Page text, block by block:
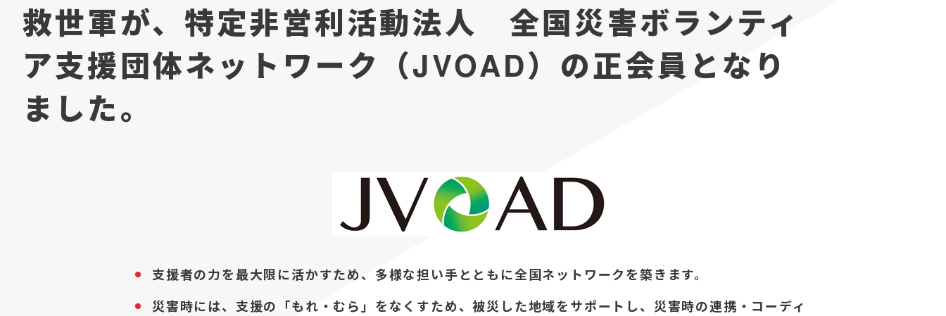
救世軍が、特定非営利活動法人 全国災害ボランティ
ア支援団体ネットワーク（JVOAD）の正会員となり
ました。
支援者の力を最大限に活かすため、多様な担い手とともに全国ネットワークを築きます。
災害時には、支援の「もれ・むら」をなくすため、被災した地域をサポートし、災害時の連携・コーディ